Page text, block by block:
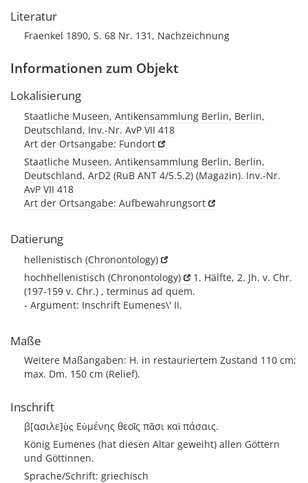
Literatur
Fraenkel 1890, S. 68 Nr. 131, Nachzeichnung
Informationen zum Objekt
Lokalisierung
Staatliche Museen, Antikensammlung Berlin, Berlin,
Deutschland, Inv.-Nr. AvP VII 418
Art der Ortsangabe: Fundort
Staatliche Museen, Antikensammlung Berlin, Berlin,
Deutschland, ArD2 (RuB ANT 4/5.5.2) (Magazin). Inv.-Nr.
AvP VII 418
Art der Ortsangabe: Aufbewahrungsort
Datierung
hellenistisch (Chronontology)
hochhellenistisch (Chronontology)
1. Hälfte, 2. Jh. v. Chr.
(197-159 v. Chr.) , terminus ad quem.
- Argument: Inschrift Eumenes\' II.
Maße
Weitere Maßangaben: H. in restauriertem Zustand 110 cm;
max. Dm. 150 cm (Relief).
Inschrift
β[ασιλε]ὺ̣ς̣ Εὐμένης θεοῖς πᾶσι καὶ πάσαις.
König Eumenes (hat diesen Altar geweiht) allen Göttern
und Göttinnen.
Sprache/Schrift: griechisch